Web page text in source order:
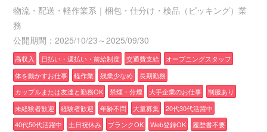
物流・配送・軽作業系｜梱包・仕分け・検品（ピッキング）業
務
公開期間：2025/10/23～2025/09/30
高収入 日払い・週払い・前給制度 交通費支給
オープニングスタッフ
体を動かすお仕事
軽作業 残業少なめ
長期勤務
カップルまたは友達と勤務OK
禁煙・分煙 大手企業のお仕事
制服あり
未経験者歓迎
経験者歓迎 年齢不問 大量募集
20代30代活躍中
40代50代活躍中
土日祝休み ブランクOK Web登録OK
履歴書不要